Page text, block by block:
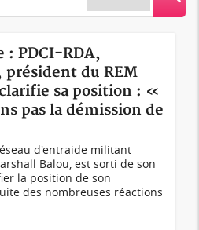
: PDCI-RDA,
président du REM
sa position : «
pas la démission de
d'entraide militant
Balou, est sorti de son
la position de son
des nombreuses réactions